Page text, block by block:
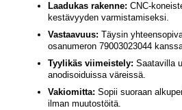
Laadukas rakenne: CNC-
kestävyyden varmistamiseksi.
Vastaavuus: Täysin
osanumeron 79003023044
Tyylikäs viimeistely: Saatavilla
anodisoiduissa väreissä.
Vakiomitta: Sopii suoraan
ilman muutostöitä.